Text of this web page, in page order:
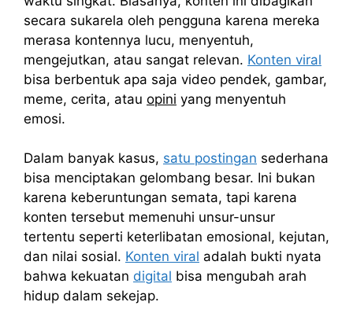
secara sukarela oleh pengguna karena mereka
merasa kontennya lucu, menyentuh,
mengejutkan, atau sangat relevan. Konten viral
bisa berbentuk apa saja video pendek, gambar,
meme, cerita, atau opini yang menyentuh
emosi.
Dalam banyak kasus, satu postingan sederhana
bisa menciptakan gelombang besar. Ini bukan
karena keberuntungan semata, tapi karena
konten tersebut memenuhi unsur-unsur
tertentu seperti keterlibatan emosional, kejutan,
dan nilai sosial. Konten viral adalah bukti nyata
bahwa kekuatan digital bisa mengubah arah
hidup dalam sekejap.